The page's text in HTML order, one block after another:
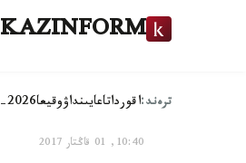
KAZINFORM
ترەند:اقورداتاعايىنداۋوقيعا2026-سايلاۋ
10:40, 01 قاڭتار 2017